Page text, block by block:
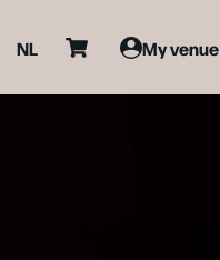
NL My venue